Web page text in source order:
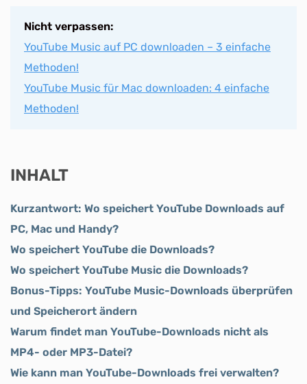
Nicht verpassen:
YouTube Music auf PC downloaden – 3 einfache
Methoden!
YouTube Music für Mac downloaden: 4 einfache
Methoden!
INHALT
Kurzantwort: Wo speichert YouTube Downloads auf
PC, Mac und Handy?
Wo speichert YouTube die Downloads?
Wo speichert YouTube Music die Downloads?
Bonus-Tipps: YouTube Music-Downloads überprüfen
und Speicherort ändern
Warum findet man YouTube-Downloads nicht als
MP4- oder MP3-Datei?
Wie kann man YouTube-Downloads frei verwalten?